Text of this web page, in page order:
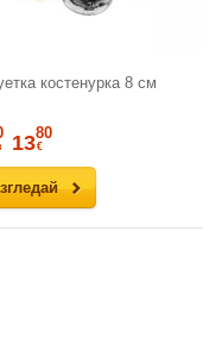
костенурка 8 см
1380
€